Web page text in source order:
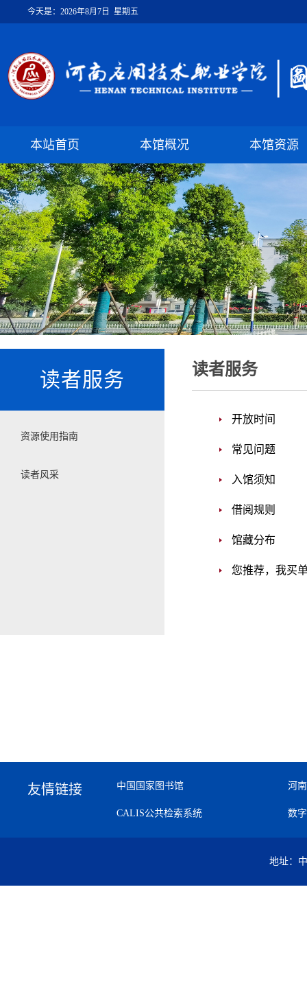
今天是： 2026年8月7日 星期五
本站首页 本馆概况 本馆资源
读者服务
资源使用指南
读者风采
读者服务
开放时间
常见问题
入馆须知
借阅规则
馆藏分布
您推荐，我买
友情链接 中国国家图书馆 河
CALIS公共检索系统 数
地址：